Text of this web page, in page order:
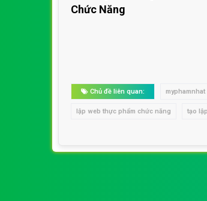
Chức Năng
Chủ đề liên quan: myphamnhat
lập web thực phẩm chức năng tạo